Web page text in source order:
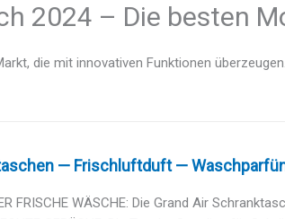
2024 – Die besten
die mit innovativen Funktionen
— Frischluftduft —
FRISCHE WÄSCHE: Die Grand Air